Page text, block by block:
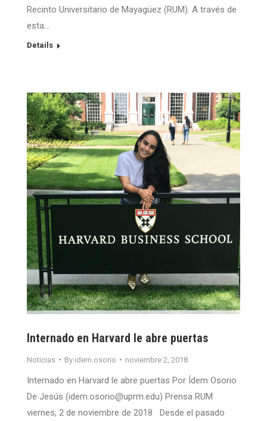
Recinto Universitario de Mayagüez (RUM). A través de
esta…
Details
Internado en Harvard le abre puertas
Noticias By idem.osorio noviembre 2, 2018
Internado en Harvard le abre puertas Por Ídem Osorio
De Jesús (idem.osorio@uprm.edu) Prensa RUM
viernes, 2 de noviembre de 2018 Desde el pasado